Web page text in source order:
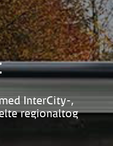
InterCity-,
regionaltog